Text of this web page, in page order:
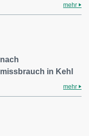
mehr
in Kehl
mehr